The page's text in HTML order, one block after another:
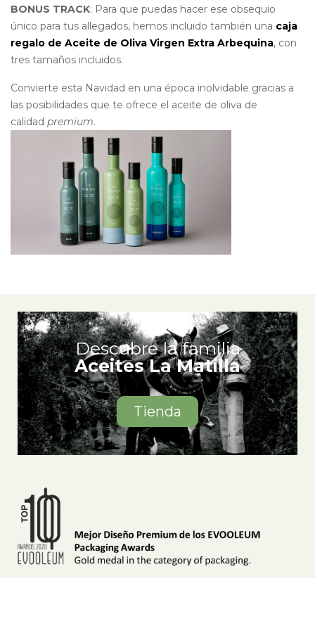
BONUS TRACK: Para que puedas hacer ese obsequio
único para tus allegados, hemos incluido también una caja
regalo de Aceite de Oliva Virgen Extra Arbequina, con
tres tamaños incluidos.
Convierte esta Navidad en una época inolvidable gracias a
las posibilidades que te ofrece el aceite de oliva de
calidad premium.
Descubre la familia
Aceites La Matilla
Tienda